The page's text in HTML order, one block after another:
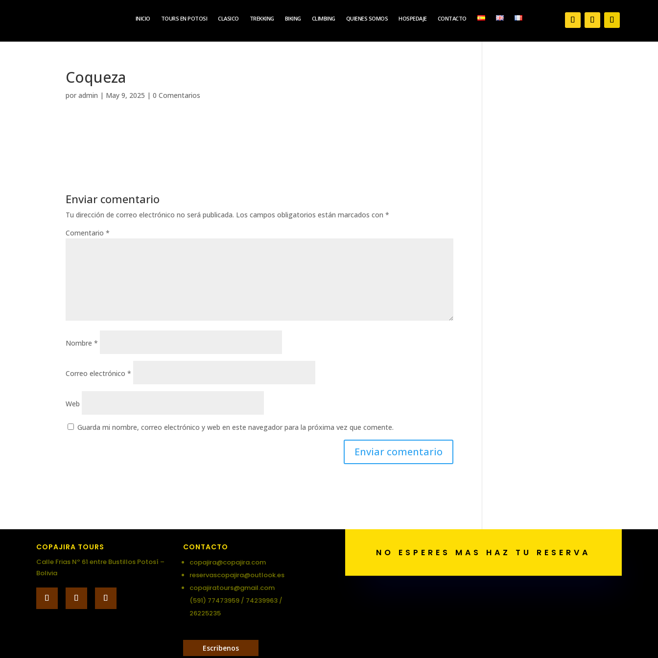
INICIO TOURS EN POTOSI CLASICO TREKKING BIKING CLIMBING QUIENES SOMOS HOSPEDAJE CONTACTO
Coqueza
poradmin | May 9, 2025 |0 Comentarios
Enviar comentario
Tu dirección de correo electrónico no será publicada. Los campos obligatorios están marcados con*
Comentario*
Nombre*
Correo electrónico*
Web
Guarda mi nombre, correo electrónico y web en este navegador para la próxima vez que comente.
COPAJIRA TOURS
Calle Frias Nº 61 entre Bustillos Potosí –
Bolivia
CONTACTO
copajira@copajira.com
reservascopajira@outlook.es
copajiratours@gmail.com
(591) 77473959 / 74239963 /
26225235
Escribenos
NO ESPERES MAS HAZ TU RESERVA